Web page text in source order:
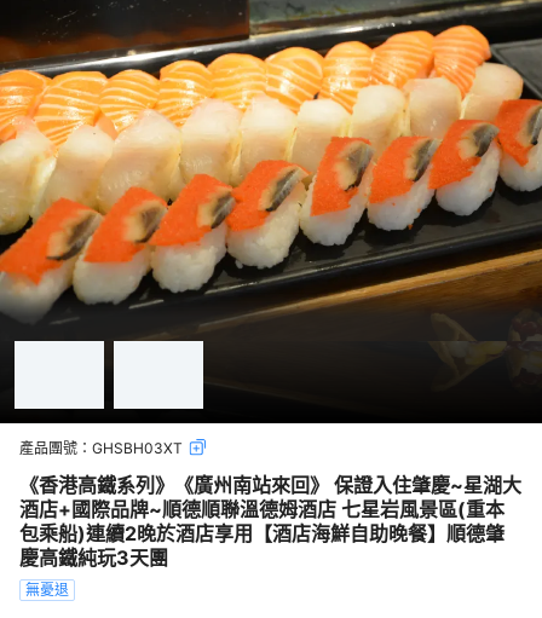
產品團號： GHSBH03XT
《香港高鐵系列》《廣州南站來回》 保證入住肇慶~星湖大
酒店+國際品牌~順德順聯溫德姆酒店 七星岩風景區(重本
包乘船)連續2晚於酒店享用【酒店海鮮自助晚餐】順德肇
慶高鐵純玩3天團
無憂退